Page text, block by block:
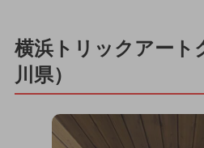
横浜トリックアート
川県）